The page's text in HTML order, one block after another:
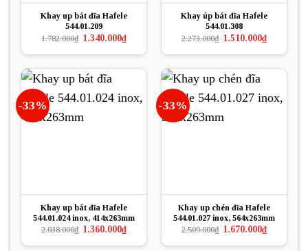
Khay up bát đĩa Hafele
544.01.209
1.782.000₫ Giá
là:
1.340.000₫Giá
hiện
tại
1.340.000₫.
Khay úp bát đĩa Hafele
544.01.308
2.273.000₫ Giá
là:
1.510.000₫Giá
hiện
tại
1.510.000₫.
-33%
Khay up bát đĩa Hafele
544.01.024 inox, 414x263mm
2.038.000₫ Giá
là:
1.360.000₫Giá
hiện
tại
-33%
Khay up chén đĩa Hafele
544.01.027 inox, 564x263mm
2.509.000₫ Giá
là:
1.670.000₫Giá
hiện
tại